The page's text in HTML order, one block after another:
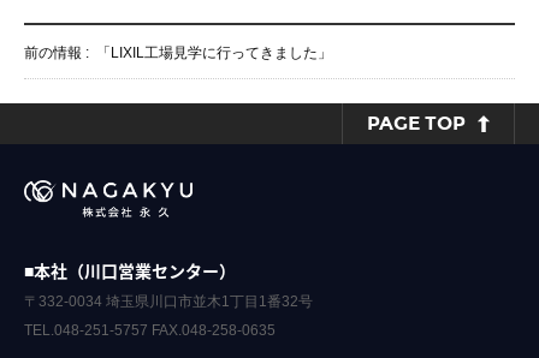
前の情報 : 「LIXIL工場見学に行ってきました」
PAGE TOP
■本社（川口営業センター）
〒332-0034 埼玉県川口市並木1丁目1番32号
TEL.048-251-5757 FAX.048-258-0635